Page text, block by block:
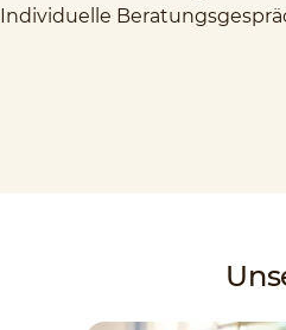
Individuelle